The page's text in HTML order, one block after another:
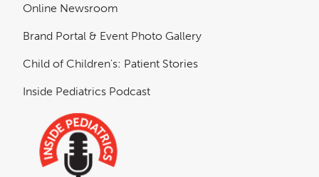
Online Newsroom
Brand Portal & Event Photo Gallery
Child of Children's: Patient Stories
Inside Pediatrics Podcast